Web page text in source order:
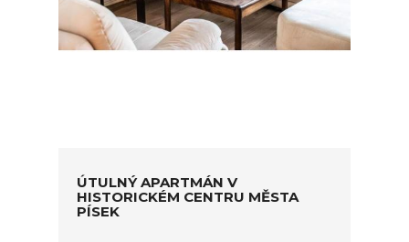
ÚTULNÝ APARTMÁN V
HISTORICKÉM CENTRU MĚSTA
PÍSEK